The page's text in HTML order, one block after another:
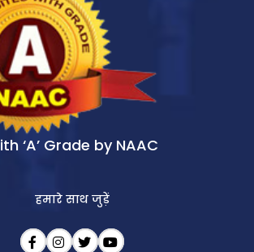
‘A’ Grade by NAAC
हमारे साथ जुड़ें